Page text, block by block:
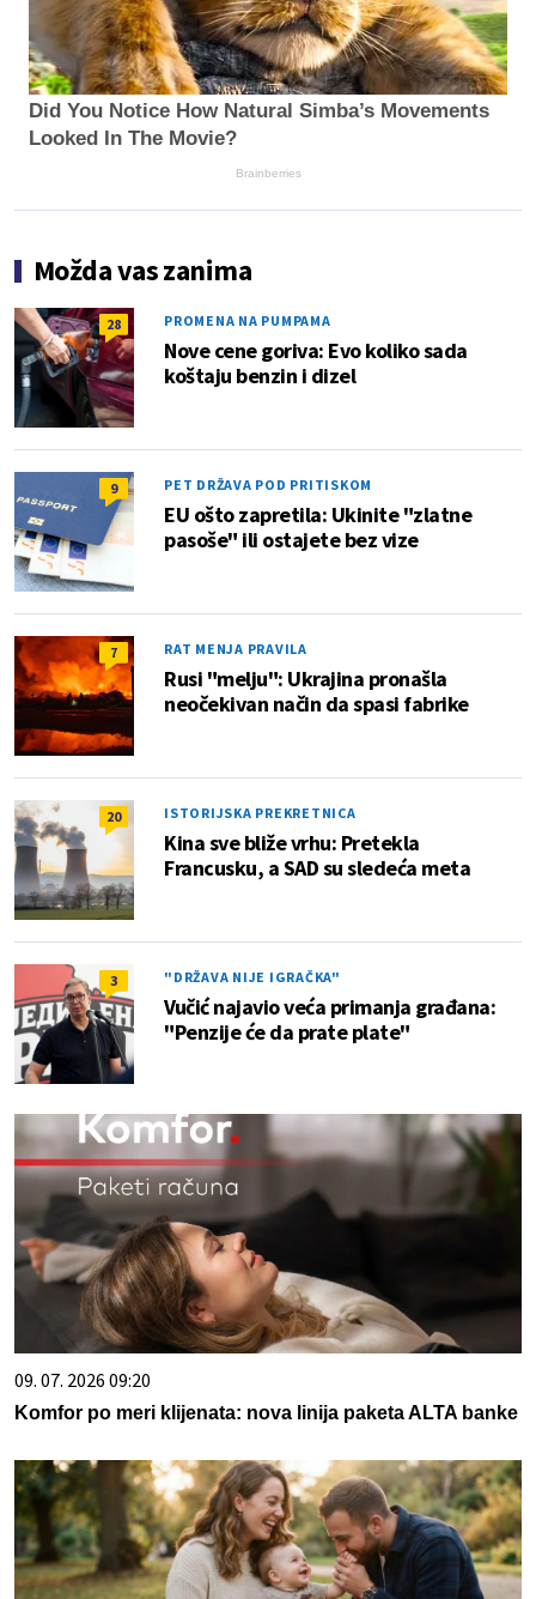
Did You Notice How Natural Simba’s Movements
Looked In The Movie?
Brainberries
Možda vas zanima
28 PROMENA NA PUMPAMA
Nove cene goriva: Evo koliko sada
koštaju benzin i dizel
9 PET DRŽAVA POD PRITISKOM
EU ošto zapretila: Ukinite "zlatne
pasoše" ili ostajete bez vize
7 RAT MENJA PRAVILA
Rusi "melju": Ukrajina pronašla
neočekivan način da spasi fabrike
20 ISTORIJSKA PREKRETNICA
Kina sve bliže vrhu: Pretekla
Francusku, a SAD su sledeća meta
3 "DRŽAVA NIJE IGRAČKA"
Vučić najavio veća primanja građana:
"Penzije će da prate plate"
09. 07. 2026 09:20
Komfor po meri klijenata: nova linija paketa ALTA banke